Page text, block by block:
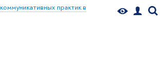
практик в